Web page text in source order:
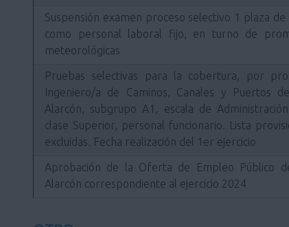
Suspensión examen proceso selectivo 1 plaza
como personal laboral fijo, en turno de
meteorológicas
Pruebas selectivas para la cobertura, por
Ingeniero/a de Caminos, Canales y Puertos
Alarcón, subgrupo A1, escala de
clase Superior, personal funcionario. Lista
excluidas. Fecha realización del 1er ejercicio
Aprobación de la Oferta de Empleo Público
Alarcón correspondiente al ejercicio 2024